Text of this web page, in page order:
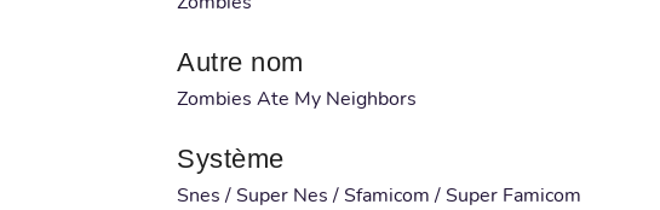
Autre nom
Zombies Ate My Neighbors
Système
Snes / Super Nes / Sfamicom / Super Famicom